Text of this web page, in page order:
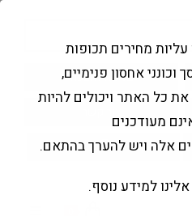
בקשה להצעה
עליות מחירים תכופות
וכונני אחסון פנימיים,
כל האתר ויכולים להיות
מעודכנים
אלה ויש להערך בהתאם.
למידע נוסף.